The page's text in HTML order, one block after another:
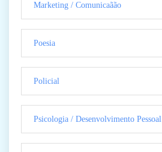
Marketing / Comunicaãão
Poesia
Policial
Psicologia / Desenvolvimento Pessoal